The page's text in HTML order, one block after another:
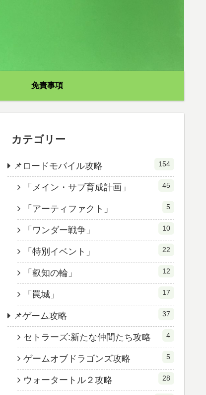
免責事項
カテゴリー
📌ロードモバイル攻略 154
「メイン・サブ育成計画」 45
「アーティファクト」 5
「ワンダー戦争」 10
「特別イベント」 22
「叡知の輪」 12
「罠城」 17
📌ゲーム攻略 37
セトラーズ:新たな仲間たち攻略 4
ゲームオブドラゴンズ攻略 5
ウォータートル２攻略 28